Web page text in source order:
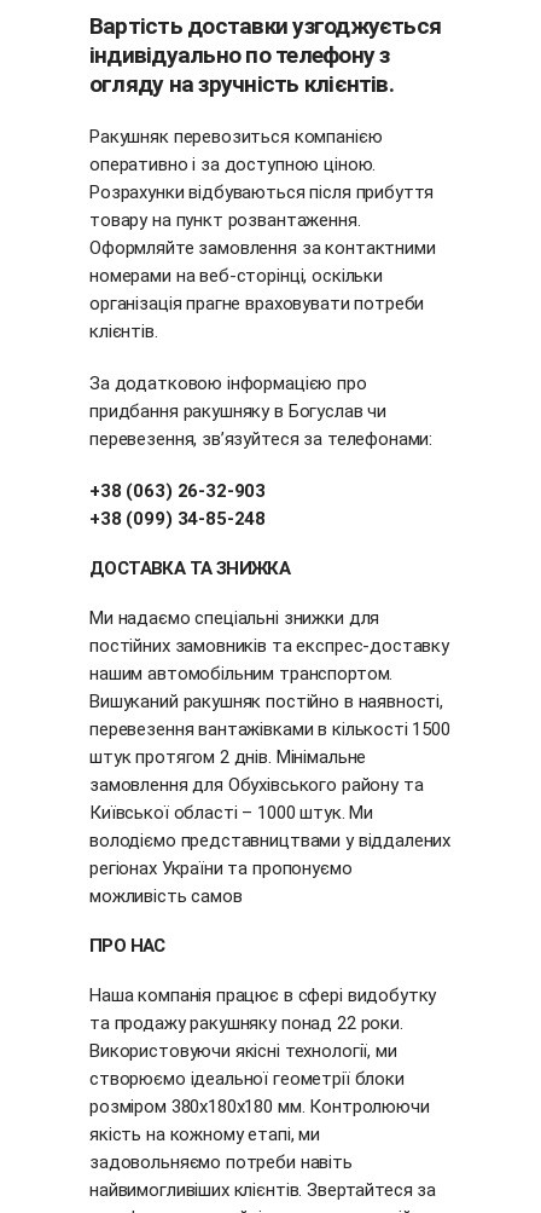
Вартість доставки узгоджується
індивідуально по телефону з
огляду на зручність клієнтів.
Ракушняк перевозиться компанією
оперативно і за доступною ціною.
Розрахунки відбуваються після прибуття
товару на пункт розвантаження.
Оформляйте замовлення за контактними
номерами на веб-сторінці, оскільки
організація прагне враховувати потреби
клієнтів.
За додатковою інформацією про
придбання ракушняку в Богуслав чи
перевезення, зв’язуйтеся за телефонами:
+38 (063) 26-32-903
+38 (099) 34-85-248
ДОСТАВКА ТА ЗНИЖКА
Ми надаємо спеціальні знижки для
постійних замовників та експрес-доставку
нашим автомобільним транспортом.
Вишуканий ракушняк постійно в наявності,
перевезення вантажівками в кількості 1500
штук протягом 2 днів. Мінімальне
замовлення для Обухівського району та
Київської області – 1000 штук. Ми
володіємо представництвами у віддалених
регіонах України та пропонуємо
можливість самов
ПРО НАС
Наша компанія працює в сфері видобутку
та продажу ракушняку понад 22 роки.
Використовуючи якісні технології, ми
створюємо ідеальної геометрії блоки
розміром 380х180х180 мм. Контролюючи
якість на кожному етапі, ми
задовольняємо потреби навіть
найвимогливіших клієнтів. Звертайтеся за